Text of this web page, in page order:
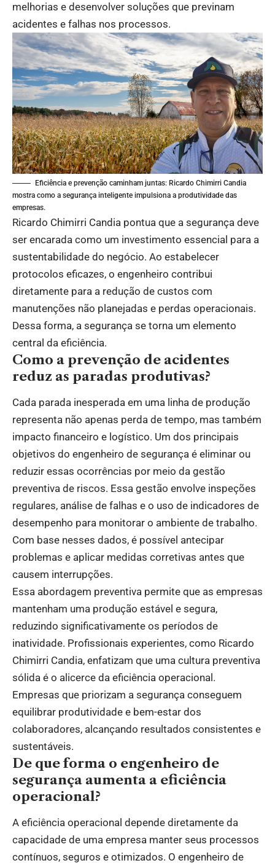
melhorias e desenvolver soluções que previnam
acidentes e falhas nos processos.
Eficiência e prevenção caminham juntas: Ricardo Chimirri Candia
mostra como a segurança inteligente impulsiona a produtividade das
empresas.
Ricardo Chimirri Candia pontua que a segurança deve
ser encarada como um investimento essencial para a
sustentabilidade do negócio. Ao estabelecer
protocolos eficazes, o engenheiro contribui
diretamente para a redução de custos com
manutenções não planejadas e perdas operacionais.
Dessa forma, a segurança se torna um elemento
central da eficiência.
Como a prevenção de acidentes
reduz as paradas produtivas?
Cada parada inesperada em uma linha de produção
representa não apenas perda de tempo, mas também
impacto financeiro e logístico. Um dos principais
objetivos do engenheiro de segurança é eliminar ou
reduzir essas ocorrências por meio da gestão
preventiva de riscos. Essa gestão envolve inspeções
regulares, análise de falhas e o uso de indicadores de
desempenho para monitorar o ambiente de trabalho.
Com base nesses dados, é possível antecipar
problemas e aplicar medidas corretivas antes que
causem interrupções.
Essa abordagem preventiva permite que as empresas
mantenham uma produção estável e segura,
reduzindo significativamente os períodos de
inatividade. Profissionais experientes, como Ricardo
Chimirri Candia, enfatizam que uma cultura preventiva
sólida é o alicerce da eficiência operacional.
Empresas que priorizam a segurança conseguem
equilibrar produtividade e bem-estar dos
colaboradores, alcançando resultados consistentes e
sustentáveis.
De que forma o engenheiro de
segurança aumenta a eficiência
operacional?
A eficiência operacional depende diretamente da
capacidade de uma empresa manter seus processos
contínuos, seguros e otimizados. O engenheiro de